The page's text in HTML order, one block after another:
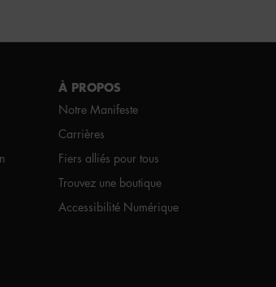
À PROPOS
Notre Manifeste
Carrières
Fiers alliés pour tous
Trouvez une boutique
Accessibilité Numérique